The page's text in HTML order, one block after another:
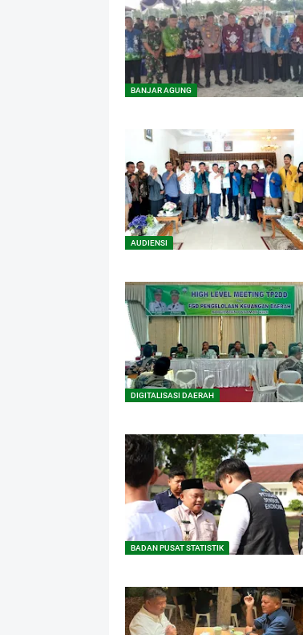
BANJAR AGUNG
AUDIENSI
DIGITALISASI DAERAH
BADAN PUSAT STATISTIK